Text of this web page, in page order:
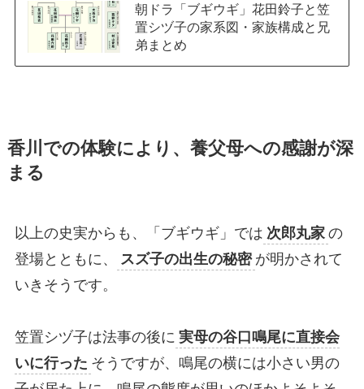
朝ドラ「ブギウギ」花田鈴子と笠
置シヅ子の家系図・家族構成と兄
弟まとめ
香川での体験により、養父母への感謝が深
まる
以上の史実からも、「ブギウギ」では 次郎丸家 の
登場とともに、
スズ子の出生の秘密 が明かされて
いきそうです。
笠置シヅ子は法事の後に 実母の谷口鳴尾に直接会
いに行った そうですが、鳴尾の横には小さい男の